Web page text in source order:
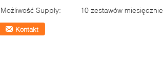
Możliwość Supply:
10 zestawów miesięcznie
Kontakt